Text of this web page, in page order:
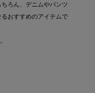
ろん、デニムやパンツ
おすすめのアイテムで